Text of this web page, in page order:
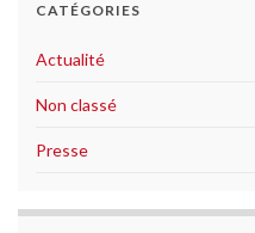
CATÉGORIES
Actualité
Non classé
Presse